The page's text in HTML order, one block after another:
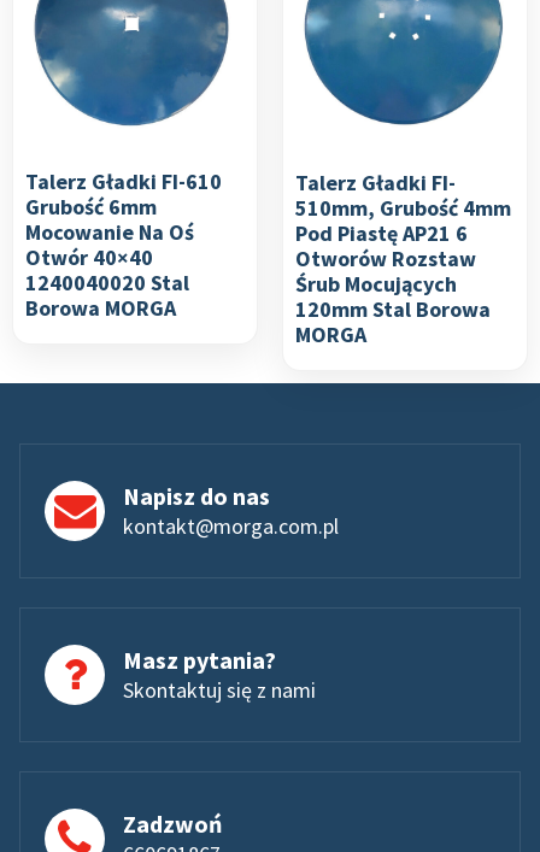
Talerz Gładki FI-610
Grubość 6mm
Mocowanie Na Oś
Otwór 40×40
1240040020 Stal
Borowa MORGA
Talerz Gładki FI-
510mm, Grubość 4mm
Pod Piastę AP21 6
Otworów Rozstaw
Śrub Mocujących
120mm Stal Borowa
MORGA
Napisz do nas
kontakt@morga.com.pl
Masz pytania?
Skontaktuj się z nami
Zadzwoń